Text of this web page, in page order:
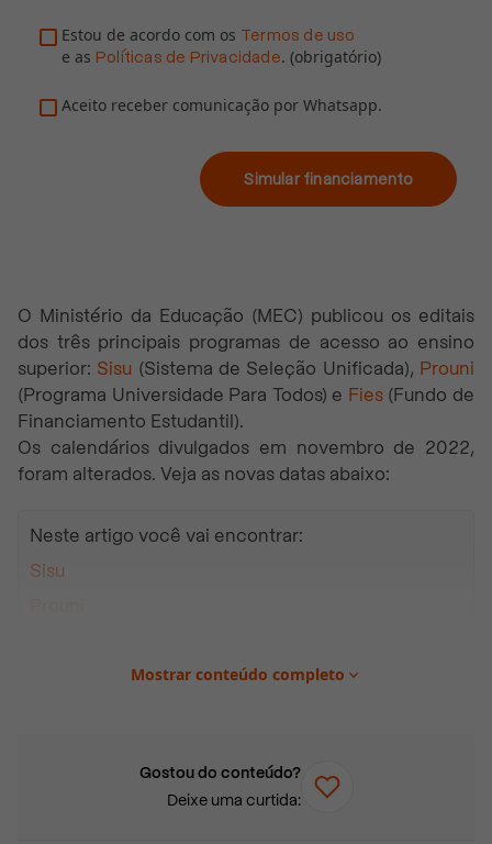
Estou de acordo com os Termos de uso
e as Políticas de Privacidade. (obrigatório)
Aceito receber comunicação por Whatsapp.
Simular financiamento
O Ministério da Educação (MEC) publicou os editais
dos três principais programas de acesso ao ensino
superior: Sisu (Sistema de Seleção Unificada), Prouni
(Programa Universidade Para Todos) e Fies(Fundo de
Financiamento Estudantil).
Os calendários divulgados em novembro de 2022,
foram alterados. Veja as novas datas abaixo:
Neste artigo você vai encontrar:
Sisu
de 16 a 24 de fevereiro
28 de fevereiro
Mostrar conteúdo completo
Gostou do conteúdo?
Deixe uma curtida: